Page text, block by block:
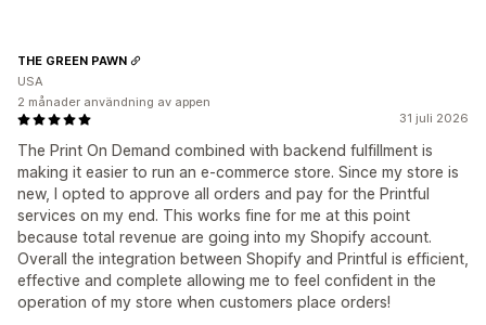
31 juli 2026
The Print On Demand combined with backend fulfillment is
making it easier to run an e-commerce store. Since my store is
new, I opted to approve all orders and pay for the Printful
services on my end. This works fine for me at this point
because total revenue are going into my Shopify account.
Overall the integration between Shopify and Printful is efficient,
effective and complete allowing me to feel confident in the
operation of my store when customers place orders!
THE GREEN PAWN
USA
2 månader användning av appen